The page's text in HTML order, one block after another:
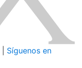
Síguenos en